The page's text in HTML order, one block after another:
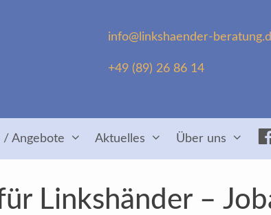
info@linkshaender-
+49 (89) 26 86 14
/ Angebote Aktuelles Über uns
Linkshänder –